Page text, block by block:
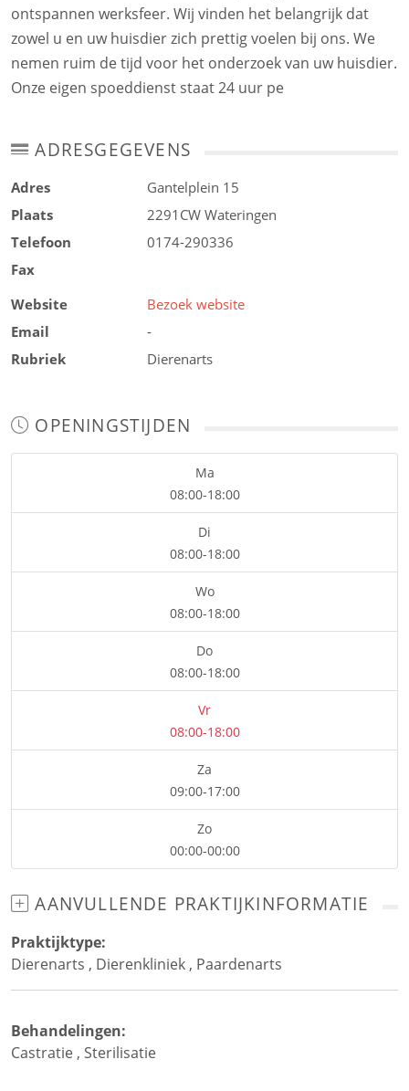
ontspannen werksfeer. Wij vinden het belangrijk dat
zowel u en uw huisdier zich prettig voelen bij ons. We
nemen ruim de tijd voor het onderzoek van uw huisdier.
Onze eigen spoeddienst staat 24 uur pe
ADRESGEGEVENS
Adres
Gantelplein 15
Plaats
2291CW Wateringen
Telefoon
0174-290336
Fax
Website
Bezoek website
Email
-
Rubriek
Dierenarts
OPENINGSTIJDEN
Ma
08:00-18:00
Di
08:00-18:00
Wo
08:00-18:00
Do
08:00-18:00
Vr
08:00-18:00
Za
09:00-17:00
Zo
00:00-00:00
AANVULLENDE PRAKTIJKINFORMATIE
Praktijktype:
Dierenarts , Dierenkliniek , Paardenarts
Behandelingen:
Castratie , Sterilisatie